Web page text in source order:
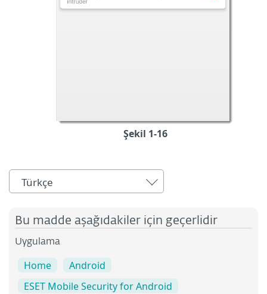
Şekil 1-16
Türkçe
Bu madde aşağıdakiler için geçerlidir
Uygulama
Home
Android
ESET Mobile Security for Android